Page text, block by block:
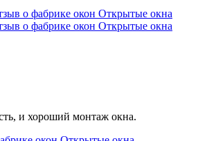
и хороший монтаж окна.